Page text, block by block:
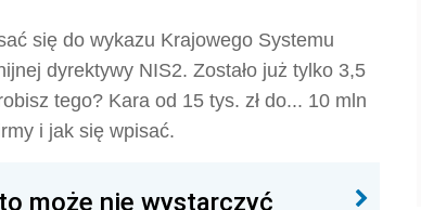
się do wykazu Krajowego Systemu
dyrektywy NIS2. Zostało już tylko 3,5
tego? Kara od 15 tys. zł do... 10 mln
i jak się wpisać.
może nie wystarczyć